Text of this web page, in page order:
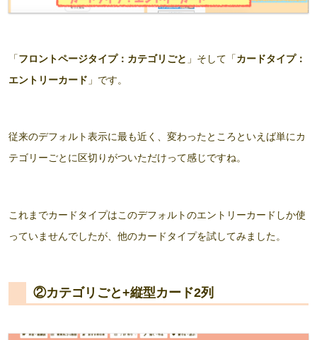
「フロントページタイプ：カテゴリごと 」そして「カードタイプ：
エントリーカード 」です。
従来のデフォルト表示に最も近く、変わったところといえば単にカ
テゴリーごとに区切りがついただけって感じですね。
これまでカードタイプはこのデフォルトのエントリーカードしか使
っていませんでしたが、他のカードタイプを試してみました。
②カテゴリごと+縦型カード2列